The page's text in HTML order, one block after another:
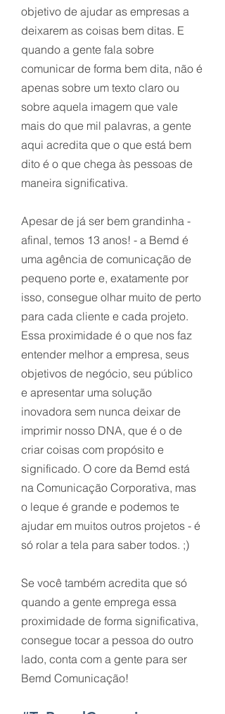
objetivo de ajudar as empresas a
deixarem as coisas bem ditas. E
quando a gente fala sobre
comunicar de forma bem dita, não é
apenas sobre um texto claro ou
sobre aquela imagem que vale
mais do que mil palavras, a gente
aqui acredita que o que está bem
dito é o que chega às pessoas de
maneira significativa.
Apesar de já ser bem grandinha -
afinal, temos 13 anos! - a Bemd é
uma agência de comunicação de
pequeno porte e, exatamente por
isso, consegue olhar muito de perto
para cada cliente e cada projeto.
Essa proximidade é o que nos faz
entender melhor a empresa, seus
objetivos de negócio, seu público
e apresentar uma solução
inovadora sem nunca deixar de
imprimir nosso DNA, que é o de
criar coisas com propósito e
significado. O core da Bemd está
na Comunicação Corporativa, mas
o leque é grande e podemos te
ajudar em muitos outros projetos - é
só rolar a tela para saber todos. ;)
Se você também acredita que só
quando a gente emprega essa
proximidade de forma significativa,
consegue tocar a pessoa do outro
lado, conta com a gente para ser
Bemd Comunicação!